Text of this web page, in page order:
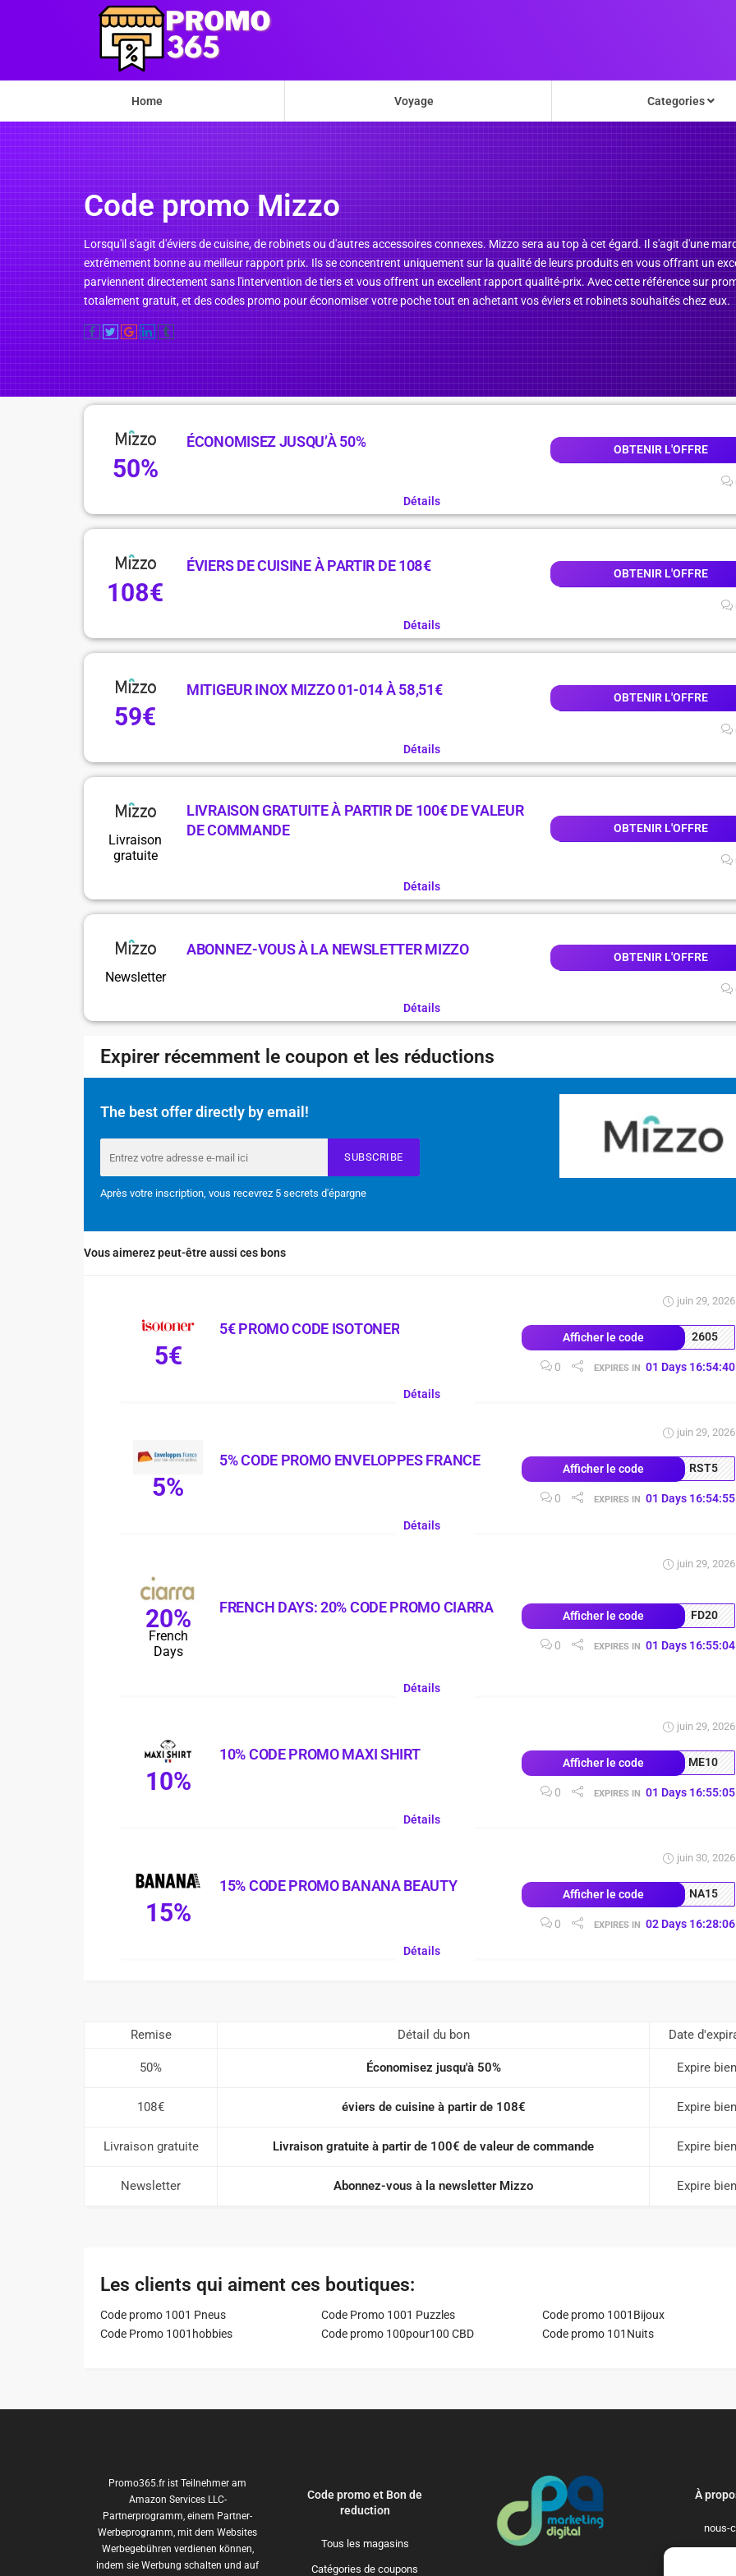
Home Voyage Categories
Code promo Mizzo
Lorsqu'il s'agit d'éviers de cuisine, de robinets ou d'autres accessoires connexes. Mizzo sera au top à cet égard. Il s'agit d'une
extrêmement bonne au meilleur rapport prix. Ils se concentrent uniquement sur la qualité de leurs produits en vous offrant un
parviennent directement sans l'intervention de tiers et vous offrent un excellent rapport qualité-prix. Avec cette référence sur
totalement gratuit, et des codes promo pour économiser votre poche tout en achetant vos éviers et robinets souhaités chez eux.
50%
ÉCONOMISEZ JUSQU’À 50% OBTENIR L'OFFRE
Détails
108€
ÉVIERS DE CUISINE À PARTIR DE 108€ OBTENIR L'OFFRE
Détails
59€
MITIGEUR INOX MIZZO 01-014 À 58,51€ OBTENIR L'OFFRE
Détails
Livraison
gratuite
LIVRAISON GRATUITE À PARTIR DE 100€ DE VALEUR
DE COMMANDE
OBTENIR L'OFFRE
Détails
Newsletter
ABONNEZ-VOUS À LA NEWSLETTER MIZZO OBTENIR L'OFFRE
Détails
Expirer récemment le coupon et les réductions
The best offer directly by email!
SUBSCRIBE
Après votre inscription, vous recevrez 5 secrets d'épargne
Vous aimerez peut-être aussi ces bons
5€
5€ PROMO CODE ISOTONER
juin 29, 2026
Afficher le code 2605
0 EXPIRES IN 01 Days 16:54:39
Détails
5%
5% CODE PROMO ENVELOPPES FRANCE
juin 29, 2026
Afficher le code RST5
0 EXPIRES IN 01 Days 16:54:54
Détails
20%
French
Days
FRENCH DAYS: 20% CODE PROMO CIARRA
juin 29, 2026
Afficher le code FD20
0 EXPIRES IN 01 Days 16:55:03
Détails
10%
10% CODE PROMO MAXI SHIRT
juin 29, 2026
Afficher le code ME10
0 EXPIRES IN 01 Days 16:55:04
Détails
15%
15% CODE PROMO BANANA BEAUTY
juin 30, 2026
Afficher le code NA15
0 EXPIRES IN 02 Days 16:28:05
Détails
Remise Détail du bon Date
50% Économisez jusqu'à 50% Expire
108€ éviers de cuisine à partir de 108€ Expire
Livraison gratuite Livraison gratuite à partir de 100€ de valeur de commande Expire
Newsletter Abonnez-vous à la newsletter Mizzo Expire
Les clients qui aiment ces boutiques:
Code promo 1001 Pneus Code Promo 1001 Puzzles
Code promo 1001Bijoux
Code Promo 1001hobbies
Code promo 100pour100 CBD Code promo 101Nuits
Promo365.fr ist Teilnehmer am
Amazon Services LLC-
Partnerprogramm, einem Partner-
Werbeprogramm, mit dem Websites
Werbegebühren verdienen können,
indem sie Werbung schalten und auf
Code promo et Bon de
reduction
Tous les magasins
Catégories de coupons
À
nous-